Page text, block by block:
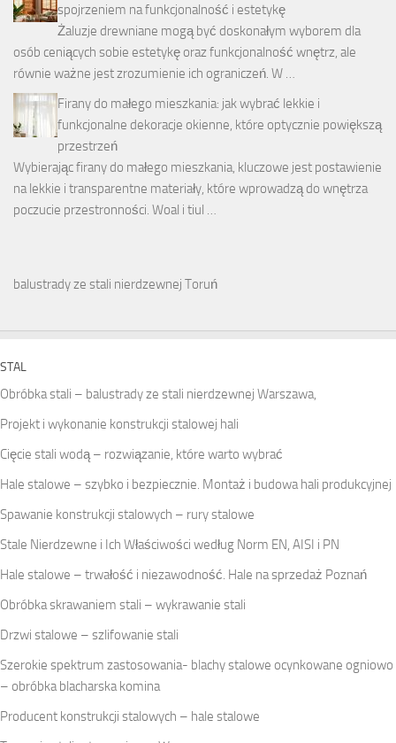
spojrzeniem na funkcjonalność i estetykę
Żaluzje drewniane mogą być doskonałym wyborem dla
osób ceniących sobie estetykę oraz funkcjonalność wnętrz, ale
równie ważne jest zrozumienie ich ograniczeń. W …
Firany do małego mieszkania: jak wybrać lekkie i
funkcjonalne dekoracje okienne, które optycznie powiększą
przestrzeń
Wybierając firany do małego mieszkania, kluczowe jest postawienie
na lekkie i transparentne materiały, które wprowadzą do wnętrza
poczucie przestronności. Woal i tiul …
balustrady ze stali nierdzewnej Toruń
STAL
Obróbka stali – balustrady ze stali nierdzewnej Warszawa,
Projekt i wykonanie konstrukcji stalowej hali
Cięcie stali wodą – rozwiązanie, które warto wybrać
Hale stalowe – szybko i bezpiecznie. Montaż i budowa hali produkcyjnej
Spawanie konstrukcji stalowych – rury stalowe
Stale Nierdzewne i Ich Właściwości według Norm EN, AISI i PN
Hale stalowe – trwałość i niezawodność. Hale na sprzedaż Poznań
Obróbka skrawaniem stali – wykrawanie stali
Drzwi stalowe – szlifowanie stali
Szerokie spektrum zastosowania- blachy stalowe ocynkowane ogniowo
– obróbka blacharska komina
Producent konstrukcji stalowych – hale stalowe